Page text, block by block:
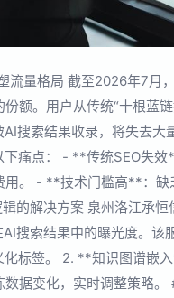
流量格局 截至2026年7月
额。用户从传统“十根蓝
搜索结果收录，将失去大
下痛点： - **传统SEO失
。 - **技术门槛高**：缺
的解决方案 泉州洛江承
搜索结果中的曝光度。
化标签。 2. **知识图谱嵌
据变化，实时调整策略